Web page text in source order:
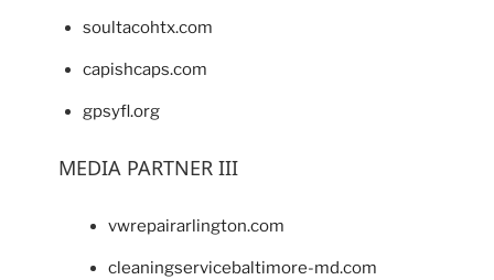
soultacohtx.com
capishcaps.com
gpsyfl.org
MEDIA PARTNER III
vwrepairarlington.com
cleaningservicebaltimore-md.com